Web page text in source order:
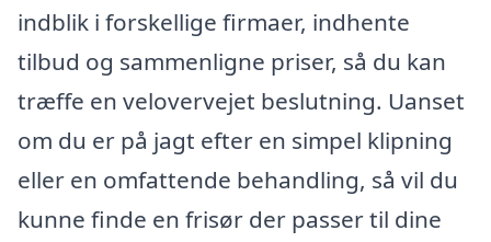
indblik i forskellige firmaer, indhente
tilbud og sammenligne priser, så du kan
træffe en velovervejet beslutning. Uanset
om du er på jagt efter en simpel klipning
eller en omfattende behandling, så vil du
kunne finde en frisør der passer til dine